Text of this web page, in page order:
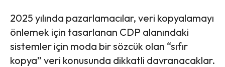
2025 yılında pazarlamacılar, veri kopyalamayı
önlemek için tasarlanan CDP alanındaki
sistemler için moda bir sözcük olan “sıfır
kopya” veri konusunda dikkatli davranacaklar.